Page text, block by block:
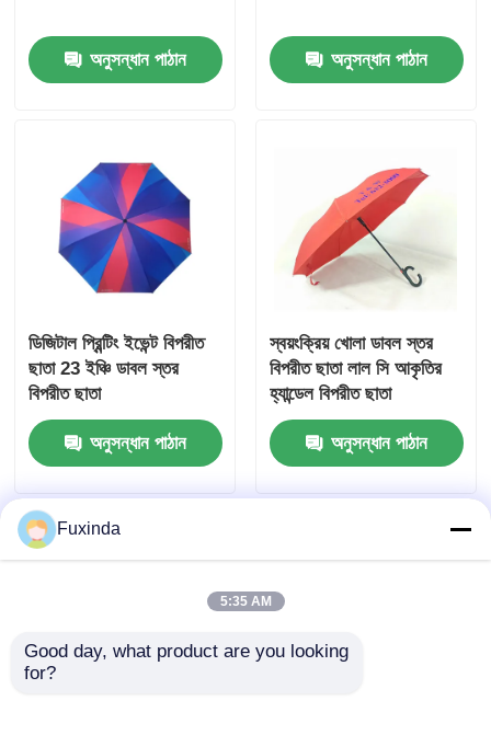
অনুসন্ধান পাঠান অনুসন্ধান পাঠান
ডিজিটাল প্রিন্টিং ইভেন্ট বিপরীত
ছাতা 23 ইঞ্চি ডাবল স্তর
বিপরীত ছাতা
অনুসন্ধান পাঠান
স্বয়ংক্রিয় খোলা ডাবল স্তর
বিপরীত ছাতা লাল সি আকৃতির
হ্যান্ডেল বিপরীত ছাতা
অনুসন্ধান পাঠান
Fuxinda
5:35 AM
Good day, what product are you looking
for?